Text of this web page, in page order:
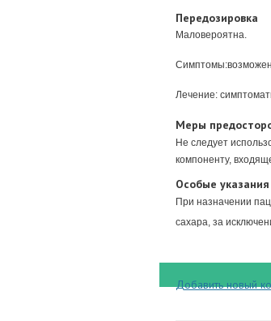
Передозировка
Маловероятна.
Симптомы:
Лечение:
Меры
Не следует
компоненту,
Особые указания
При назначении
сахара, за
Добавить новый